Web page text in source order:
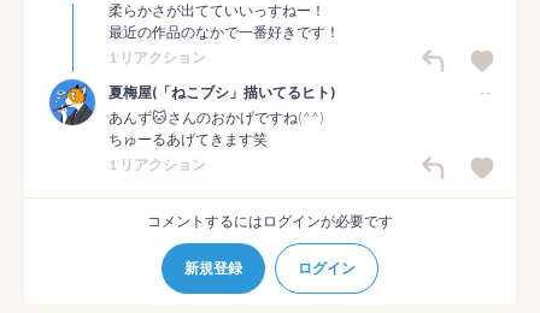
柔らかさが出てていいっすねー！
最近の作品のなかで一番好きです！
1 リアクション
夏梅屋(「ねこブシ」描いてるヒト)
--
あんず🐱さんのおかげですね(^^)
ちゅーるあげてきます笑
1 リアクション
コメントするにはログインが必要です
新規登録 ログイン